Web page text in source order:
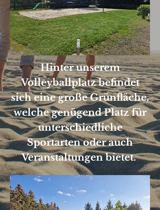
Hinter unserem
Volleyballplatz befindet
sich eine große Grünfläche,
welche genügend Platz für
unterschiedliche
Sportarten oder auch
Veranstaltungen bietet.